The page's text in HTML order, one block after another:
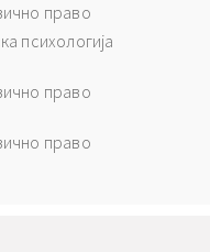
право
психологија
право
право